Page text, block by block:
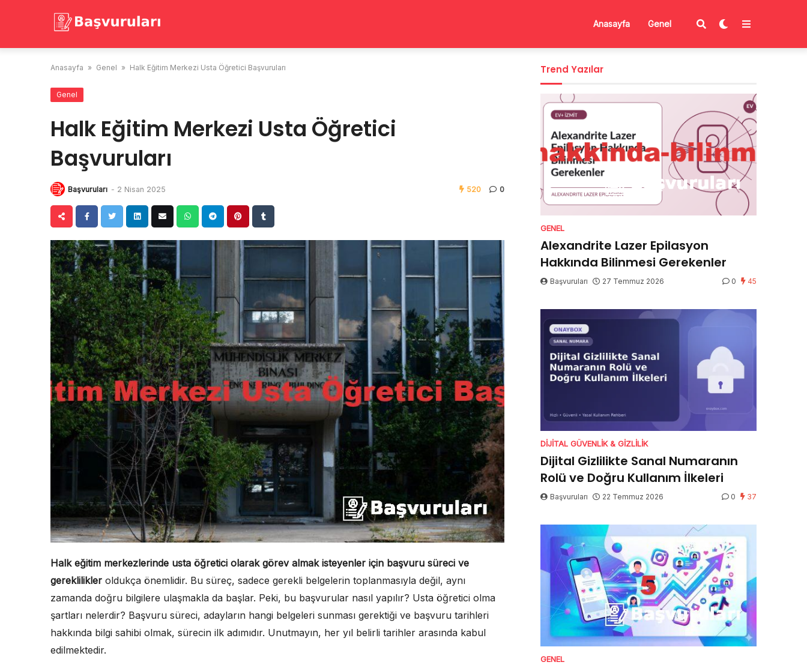
Anasayfa Genel
Anasayfa » Genel » Halk Eğitim Merkezi Usta Öğretici Başvuruları
Genel
Halk Eğitim Merkezi Usta Öğretici
Başvuruları
Başvuruları - 2 Nisan 2025 520 0
Halk eğitim merkezlerinde usta öğretici olarak görev almak isteyenler için başvuru süreci ve
gereklilikler oldukça önemlidir. Bu süreç, sadece gerekli belgelerin toplanmasıyla değil, aynı
zamanda doğru bilgilere ulaşmakla da başlar. Peki, bu başvurular nasıl yapılır? Usta öğretici olma
şartları nelerdir? Başvuru süreci, adayların hangi belgeleri sunması gerektiği ve başvuru tarihleri
hakkında bilgi sahibi olmak, sürecin ilk adımıdır. Unutmayın, her yıl belirli tarihler arasında kabul
edilmektedir.
Trend Yazılar
GENEL
Alexandrite Lazer Epilasyon
Hakkında Bilinmesi Gerekenler
Başvuruları 27 Temmuz 2026 0 45
DIJITAL GÜVENLIK & GIZLILIK
Dijital Gizlilikte Sanal Numaranın
Rolü ve Doğru Kullanım İlkeleri
Başvuruları 22 Temmuz 2026 0 37
GENEL